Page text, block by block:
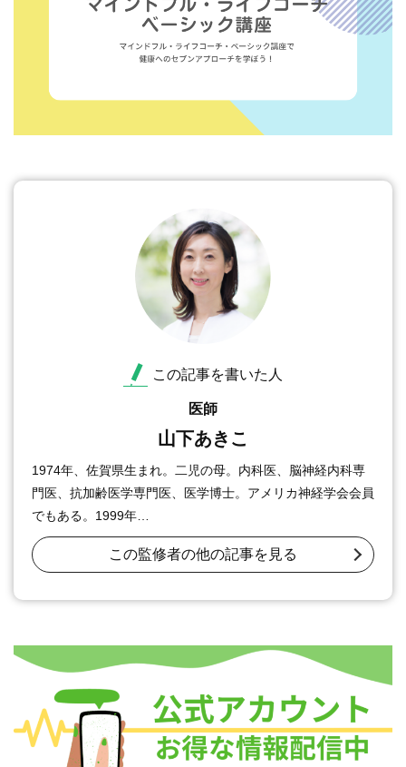
この記事を書いた人
医師
山下あきこ
1974年、佐賀県生まれ。二児の母。内科医、脳神経内科専
門医、抗加齢医学専門医、医学博士。アメリカ神経学会会員
でもある。1999年…
この監修者の他の記事を見る